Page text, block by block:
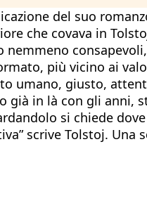
del suo
che covava in
nemmeno
più vicino ai
umano, giusto,
già in là con gli anni,
si chiede
scrive Tolstoj. Una